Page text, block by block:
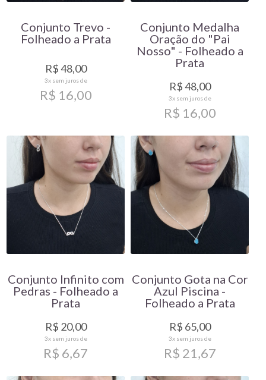
Conjunto Trevo -
Folheado a Prata
R$ 48,00
3xsem juros de
R$ 16,00
Conjunto Medalha
Oração do "Pai
Nosso" - Folheado a
Prata
R$ 48,00
3xsem juros de
R$ 16,00
Conjunto Infinito com
Pedras - Folheado a
Prata
R$ 20,00
3xsem juros de
R$ 6,67
Conjunto Gota na Cor
Azul Piscina -
Folheado a Prata
R$ 65,00
3xsem juros de
R$ 21,67